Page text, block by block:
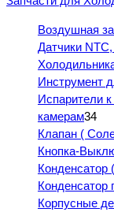
Воздушная
Датчики
Инструмент
Испарители
камерам34
Клапан (
Кнопка-
Конденсатор
Конденсатор
Корпусные